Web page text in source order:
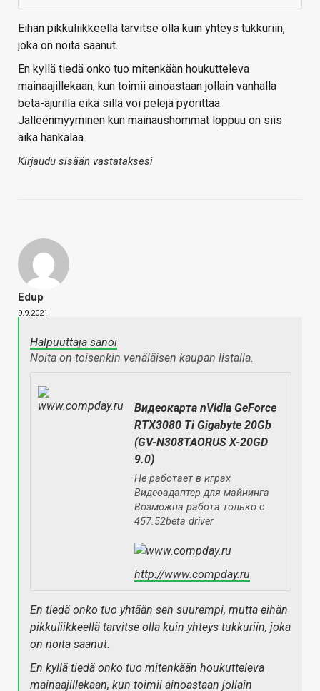
Eihän pikkuliikkeellä tarvitse olla kuin yhteys tukkuriin,
joka on noita saanut.
En kyllä tiedä onko tuo mitenkään houkutteleva
mainaajillekaan, kun toimii ainoastaan jollain vanhalla
beta-ajurilla eikä sillä voi pelejä pyörittää.
Jälleenmyyminen kun mainaushommat loppuu on siis
aika hankalaa.
Kirjaudu sisään vastataksesi
Edup
9.9.2021
Halpuuttaja sanoi
Noita on toisenkin venäläisen kaupan listalla.
Видеокарта nVidia GeForce
RTX3080 Ti Gigabyte 20Gb
(GV-N308TAORUS X-20GD
9.0)
Не работает в играх
Видеоадаптер для майнинга
Возможна работа только с
457.52beta driver
http://www.compday.ru
En tiedä onko tuo yhtään sen suurempi, mutta eihän
pikkuliikkeellä tarvitse olla kuin yhteys tukkuriin, joka
on noita saanut.
En kyllä tiedä onko tuo mitenkään houkutteleva
mainaajillekaan, kun toimii ainoastaan jollain